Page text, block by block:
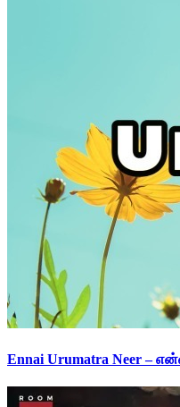
Ennai Urumatra Neer –